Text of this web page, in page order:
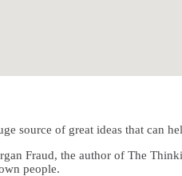
source of great ideas that can
Fraud, the author of The
people.